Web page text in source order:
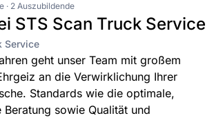
· 2 Auszubildende
STS Scan Truck Service
Service
geht unser Team mit großem
an die Verwirklichung Ihrer
Standards wie die optimale,
sowie Qualität und